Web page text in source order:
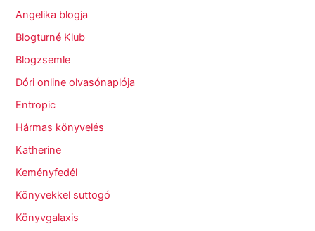
Angelika blogja
Blogturné Klub
Blogzsemle
Dóri online olvasónaplója
Entropic
Hármas könyvelés
Katherine
Keményfedél
Könyvekkel suttogó
Könyvgalaxis